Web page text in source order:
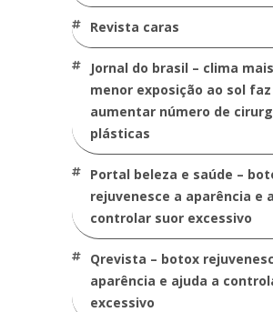
revista caras
jornal do brasil – clima mais ameno e
menor exposição ao sol faz
aumentar número de
plásticas
portal beleza e saúde – botox
rejuvenesce a aparência e
controlar suor excessivo
qrevista – botox rejuvenesce a
aparência e ajuda a
excessivo